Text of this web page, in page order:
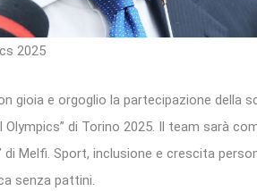
2025
gioia e orgoglio la partecipazione della
Olympics” di Torino 2025. Il team sarà
di Melfi. Sport, inclusione e crescita
senza pattini.